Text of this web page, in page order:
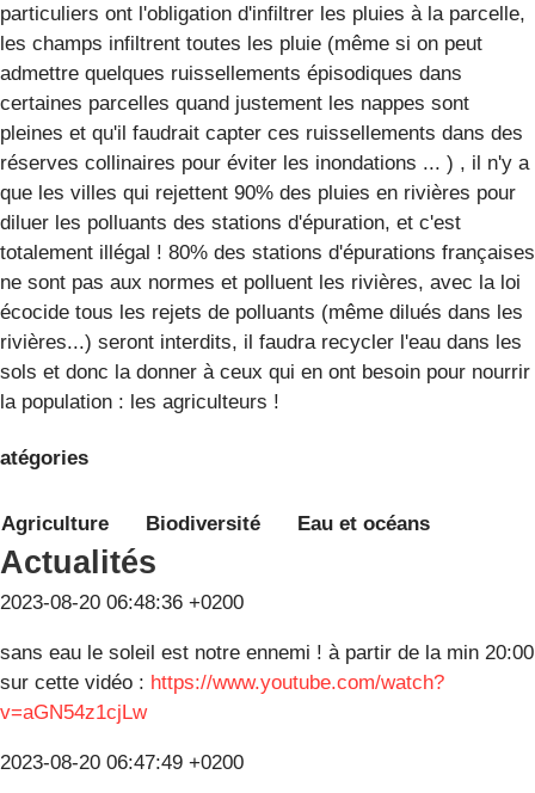
particuliers ont l'obligation d'infiltrer les pluies à la parcelle,
les champs infiltrent toutes les pluie (même si on peut
admettre quelques ruissellements épisodiques dans
certaines parcelles quand justement les nappes sont
pleines et qu'il faudrait capter ces ruissellements dans des
réserves collinaires pour éviter les inondations ... ) , il n'y a
que les villes qui rejettent 90% des pluies en rivières pour
diluer les polluants des stations d'épuration, et c'est
totalement illégal ! 80% des stations d'épurations françaises
ne sont pas aux normes et polluent les rivières, avec la loi
écocide tous les rejets de polluants (même dilués dans les
rivières...) seront interdits, il faudra recycler l'eau dans les
sols et donc la donner à ceux qui en ont besoin pour nourrir
la population : les agriculteurs !
Agriculture Biodiversité Eau et océans
Actualités
2023-08-20 06:48:36 +0200
sans eau le soleil est notre ennemi ! à partir de la min 20:00
sur cette vidéo : https://www.youtube.com/watch?
v=aGN54z1cjLw
2023-08-20 06:47:49 +0200